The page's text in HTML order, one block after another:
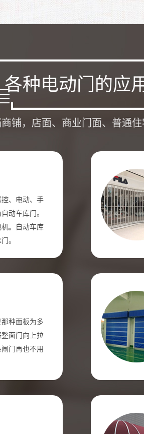
各种电动门的应
铺，店面、商业门面、普通
、电动、手
动车库门。
。自动车库
。
种面板为多
面门向上拉
门再也不用